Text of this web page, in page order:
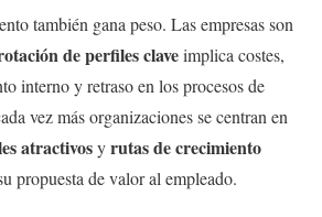
también gana peso. Las empresas son
de perfiles claveimplica costes,
interno y retraso en los procesos de
vez más organizaciones se centran en
atractivosyrutas de crecimiento
propuesta de valor al empleado.